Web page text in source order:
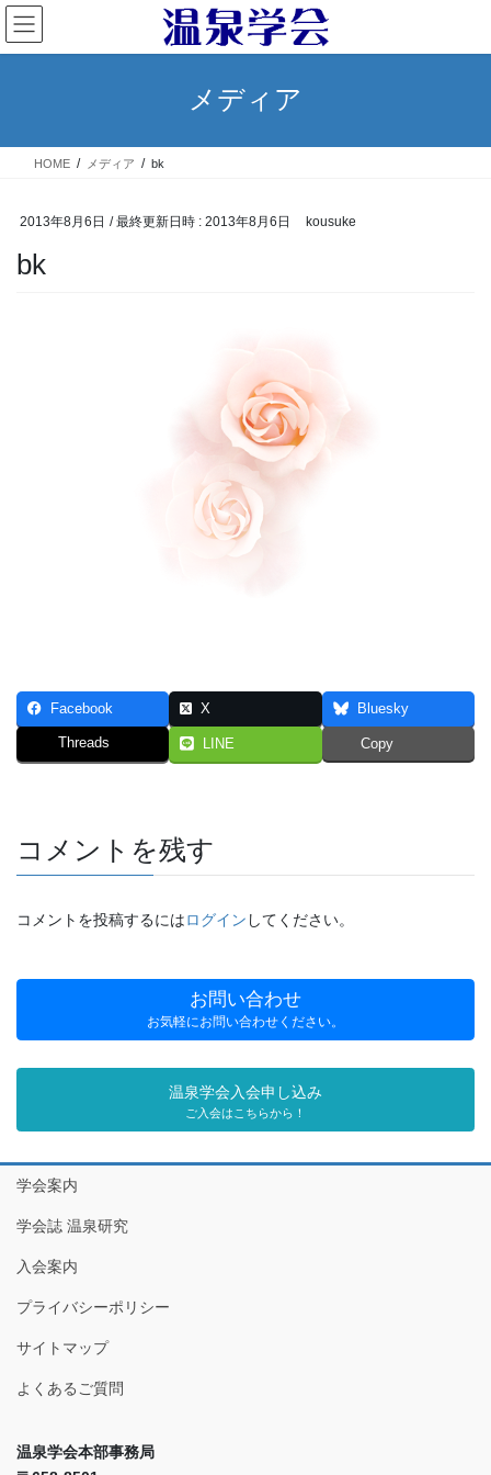
コ
ン
テ
ス
ナ
ビ
ゲ
ン
メディア
HOME メディア bk
2013年8月6日 / 最終更新日時 : 2013年8月6日 kousuke
bk
Facebook X Bluesky
Threads LINE Copy
コメントを残す
コメントを投稿するにはログイン してください。
お問い合わせ
お気軽にお問い合わせください。
温泉学会入会申し込み
ご入会はこちらから！
学会案内
学会誌 温泉研究
入会案内
プライバシーポリシー
サイトマップ
よくあるご質問
温泉学会本部事務局